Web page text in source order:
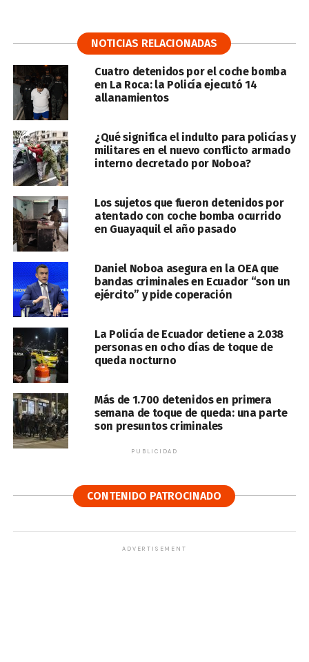
NOTICIAS RELACIONADAS
Cuatro detenidos por el coche bomba
en La Roca: la Policía ejecutó 14
allanamientos
¿Qué significa el indulto para policías y
militares en el nuevo conflicto armado
interno decretado por Noboa?
Los sujetos que fueron detenidos por
atentado con coche bomba ocurrido
en Guayaquil el año pasado
Daniel Noboa asegura en la OEA que
bandas criminales en Ecuador “son un
ejército” y pide coperación
La Policía de Ecuador detiene a 2.038
personas en ocho días de toque de
queda nocturno
Más de 1.700 detenidos en primera
semana de toque de queda: una parte
son presuntos criminales
PUBLICIDAD
CONTENIDO PATROCINADO
ADVERTISEMENT